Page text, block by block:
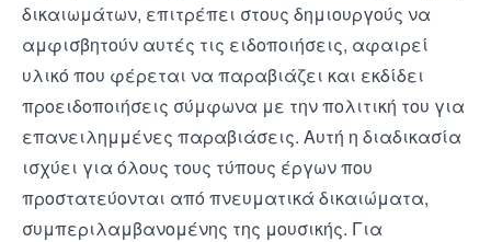
δικαιωμάτων, επιτρέπει στους δημιουργούς να
αμφισβητούν αυτές τις ειδοποιήσεις, αφαιρεί
υλικό που φέρεται να παραβιάζει και εκδίδει
προειδοποιήσεις σύμφωνα με την πολιτική του για
επανειλημμένες παραβιάσεις. Αυτή η διαδικασία
ισχύει για όλους τους τύπους έργων που
προστατεύονται από πνευματικά δικαιώματα,
συμπεριλαμβανομένης της μουσικής. Για